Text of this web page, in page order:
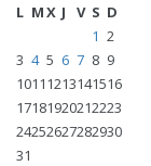
L MX J V S D
1 2
3 4 5 6 7 8 9
10111213141516
17181920212223
24252627282930
31